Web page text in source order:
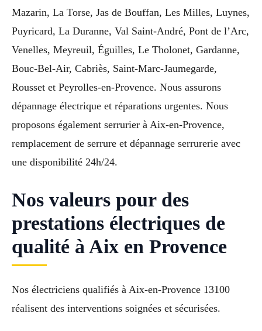
Mazarin, La Torse, Jas de Bouffan, Les Milles, Luynes,
Puyricard, La Duranne, Val Saint-André, Pont de l’Arc,
Venelles, Meyreuil, Éguilles, Le Tholonet, Gardanne,
Bouc-Bel-Air, Cabriès, Saint-Marc-Jaumegarde,
Rousset et Peyrolles-en-Provence. Nous assurons
dépannage électrique et réparations urgentes. Nous
proposons également serrurier à Aix-en-Provence,
remplacement de serrure et dépannage serrurerie avec
une disponibilité 24h/24.
Nos valeurs pour des
prestations électriques de
qualité à Aix en Provence
Nos électriciens qualifiés à Aix-en-Provence 13100
réalisent des interventions soignées et sécurisées.